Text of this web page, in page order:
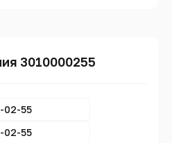
3010000255
02-55
02-55